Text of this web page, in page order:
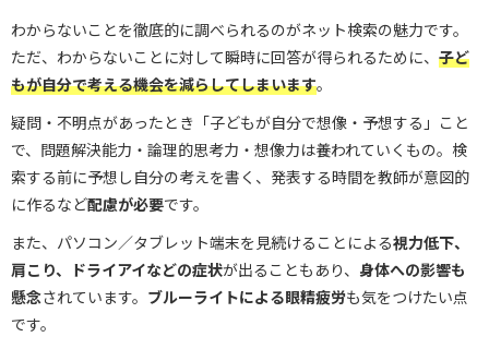
わからないことを徹底的に調べられるのがネット検索の魅力です。
ただ、わからないことに対して瞬時に回答が得られるために、 子ど
もが自分で考える機会を減らしてしまいます。
疑問・不明点があったとき「子どもが自分で想像・予想する」こと
で、問題解決能力・論理的思考力・想像力は養われていくもの。検
索する前に予想し自分の考えを書く、発表する時間を教師が意図的
に作るなど配慮が必要です。
また、パソコン／タブレット端末を見続けることによる視力低下、
肩こり、ドライアイなどの症状が出ることもあり、 身体への影響も
懸念されています。 ブルーライトによる眼精疲労も気をつけたい点
です。